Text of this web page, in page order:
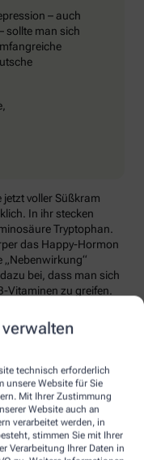
technisch erforderlich
unsere Website für Sie
Mit Ihrer Zustimmung
Website auch an
verarbeitet werden, in
stimmen Sie mit Ihrer
Verarbeitung Ihrer Daten in
– auch
sollte man sich
voller Süßkram
In ihr stecken
Tryptophan.
das Happy-Hormon
„Nebenwirkung“
bei, dass man sich
Vitaminen zu greifen.
Stressverarbeitung.
mit Familie und
Luft zu tanken und
zu beschäftigen, hebt
notieren, was man in
will.
mit anderen in